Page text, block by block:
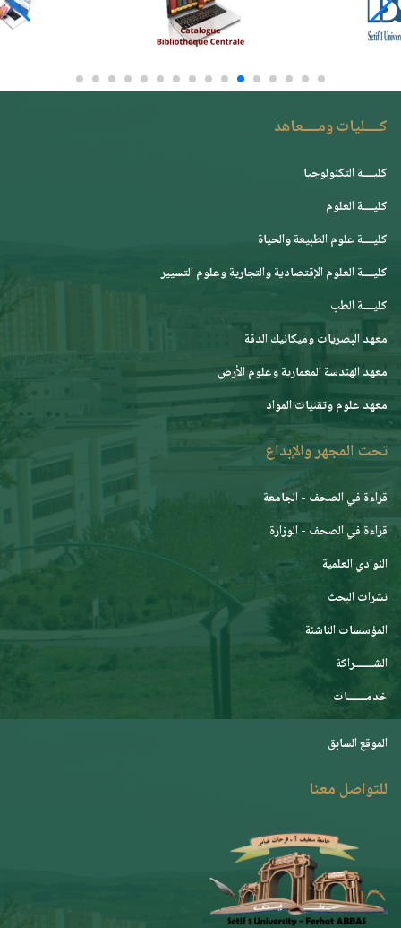
كــــليات ومــــعاهد
كليــــة التكنولوجيا
كليــــة العلوم
كليــــة علوم الطبيعة والحياة
كليــــة العلوم الإقتصادية والتجارية وعلوم التسيير
كليــــة الطب
معهد البصريات وميكانيك الدقة
معهد الهندسة المعمارية وعلوم الأرض
معهد علوم وتقنيات المواد
تحت المجهر والإبداع
قراءة في الصحف - الجامعة
قراءة في الصحف - الوزارة
النوادي العلمية
نشرات البحث
المؤسسات الناشئة
الشـــــــراكة
خدمـــــــات
الموقع السابق
للتواصل معنا